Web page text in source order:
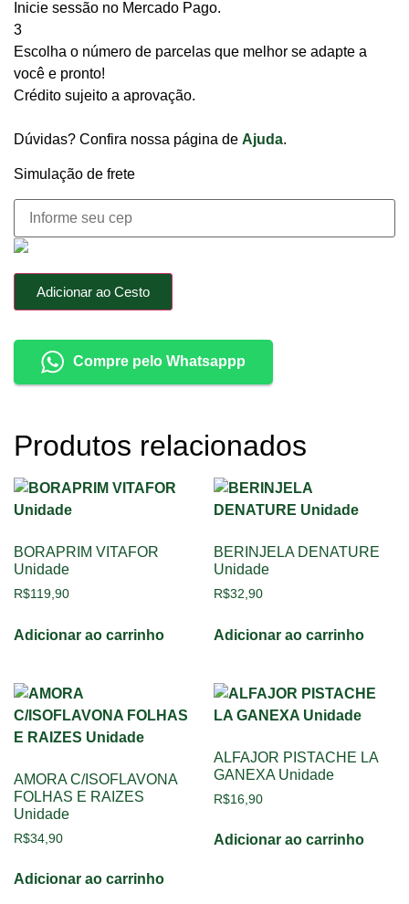
Inicie sessão no Mercado Pago.
3
Escolha o número de parcelas que melhor se adapte a
você e pronto!
Crédito sujeito a aprovação.
Dúvidas? Confira nossa página de Ajuda.
Simulação de frete
Adicionar ao Cesto
Compre pelo Whatsappp
Produtos relacionados
BORAPRIM VITAFOR
Unidade
R$119,90
Adicionar ao carrinho
BERINJELA DENATURE
Unidade
R$32,90
Adicionar ao carrinho
AMORA C/ISOFLAVONA
FOLHAS E RAIZES
Unidade
R$34,90
Adicionar ao carrinho
ALFAJOR PISTACHE LA
GANEXA Unidade
R$16,90
Adicionar ao carrinho